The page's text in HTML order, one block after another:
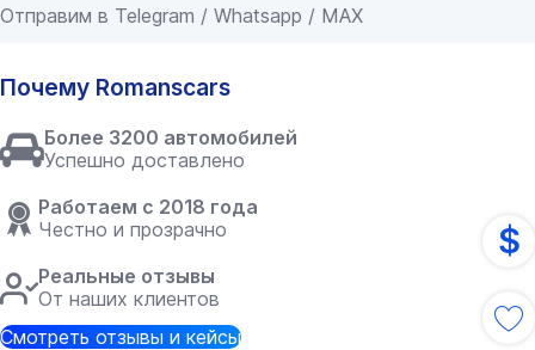
Отправим в Telegram / Whatsapp / MAX
Почему Romanscars
Более 3200 автомобилей
Успешно доставлено
Работаем с 2018 года
Честно и прозрачно
Реальные отзывы
От наших клиентов
Смотреть отзывы и кейсы
$